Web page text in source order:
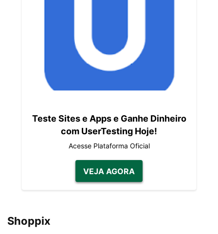
Teste Sites e Apps e Ganhe Dinheiro
com UserTesting Hoje!
Acesse Plataforma Oficial
VEJA AGORA
Shoppix